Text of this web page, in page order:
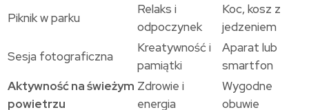
Piknik w parku
Relaks i
odpoczynek
Koc, kosz z
jedzeniem
Sesja fotograficzna
Kreatywność i
pamiątki
Aparat lub
smartfon
Aktywność na świeżym
powietrzu
Zdrowie i
energia
Wygodne
obuwie